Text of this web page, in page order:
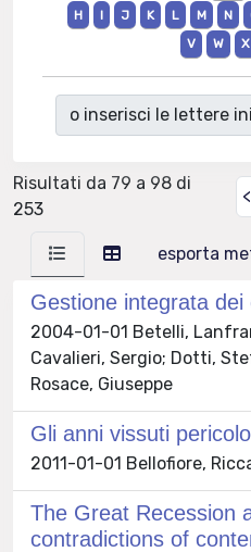
H
I J K L M N
V
W X
o inserisci le lettere
Risultati da 79 a 98 di
253
esporta
Gestione integrata
2004-01-01 Betelli,
Cavalieri, Sergio; Dotti,
Rosace, Giuseppe
Gli anni vissuti
2011-01-01 Bellofiore,
The Great Recession
contradictions of